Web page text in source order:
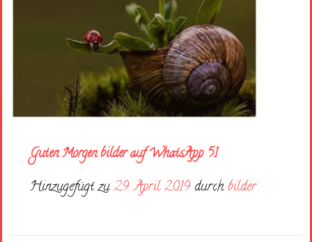
Guten Morgen bilder auf WhatsApp 51
Hinzugefügt zu29. April 2019 durch bilder